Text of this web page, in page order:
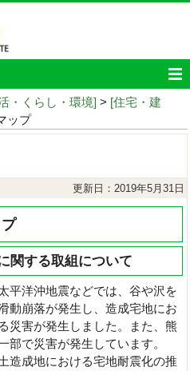
・くらし・環境] > [住宅・建
ップ
更新日：2019年5月31日
関する取組について
平洋沖地震などでは、谷や沢を
動崩落が発生し、造成宅地にお
災害が発生しました。また、熊
部で災害が発生しています。
造成地における宅地耐震化の推